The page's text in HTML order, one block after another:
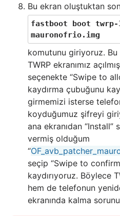
Bu ekran oluştuktan
fastboot boot
mauronofrio.img
komutunu giriyoruz.
TWRP ekranımız
seçenekte “Swipe to
kaydırma çubuğunu
girmemizi isterse
koyduğumuz şifreyi
ana ekranıdan “Install”
vermiş olduğum
“
seçip “Swipe to
kaydırıyoruz. Böylece
hem de telefonun
ekranında kalma